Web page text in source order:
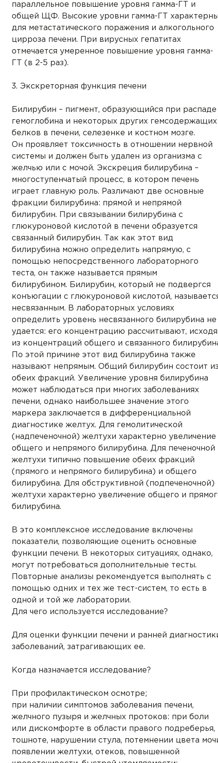
параллельное повышение уровня гамма-ГТ и
общей ЩФ. Высокие уровни гамма-ГТ
для метастатического поражения и алкогольного
цирроза печени. При вирусных гепатитах
отмечается умеренное повышение уровня гамма-
ГТ (в 2-5 раз).
3. Экскреторная функция печени
Билирубин – пигмент, образующийся при распаде
гемоглобина и некоторых других гемсодержащих
белков в печени, селезенке и костном мозге.
Он проявляет токсичность в отношении нервной
системы и должен быть удален из организма с
желчью или с мочой. Экскреция билирубина –
многоступенчатый процесс, в котором печень
играет главную роль. Различают две основные
фракции билирубина: прямой и непрямой
билирубин. При связывании билирубина с
глюкуроновой кислотой в печени образуется
связанный билирубин. Так как этот вид
билирубина можно определить напрямую, с
помощью непосредственного лабораторного
теста, он также называется прямым
билирубином. Билирубин, который не подвергся
конъюгации с глюкуроновой кислотой,
несвязанным. В лабораторных условиях
определить уровень несвязанного билирубина не
удается: его концентрацию рассчитывают, исходя
из концентраций общего и связанного
По этой причине этот вид билирубина также
называют непрямым. Общий билирубин состоит
обеих фракций. Увеличение уровня билирубина
может наблюдаться при многих заболеваниях
печени, однако наибольшее значение этого
маркера заключается в дифференциальной
диагностике желтух. Для гемолитической
(надпеченочной) желтухи характерно увеличение
общего и непрямого билирубина. Для печеночной
желтухи типично повышение обеих фракций
(прямого и непрямого билирубина) и общего
билирубина. Для обструктивной (подпеченочной)
желтухи характерно увеличение общего и
билирубина.
В это комплексное исследование включены
показатели, позволяющие оценить основные
функции печени. В некоторых ситуациях, однако,
могут потребоваться дополнительные тесты.
Повторные анализы рекомендуется выполнять с
помощью одних и тех же тест-систем, то есть в
одной и той же лаборатории.
Для чего используется исследование?
Для оценки функции печени и ранней
заболеваний, затрагивающих ее.
Когда назначается исследование?
При профилактическом осмотре;
при наличии симптомов заболевания печени,
желчного пузыря и желчных протоков: при боли
или дискомфорте в области правого подреберья,
тошноте, нарушении стула, потемнении цвета
появлении желтухи, отеков, повышенной